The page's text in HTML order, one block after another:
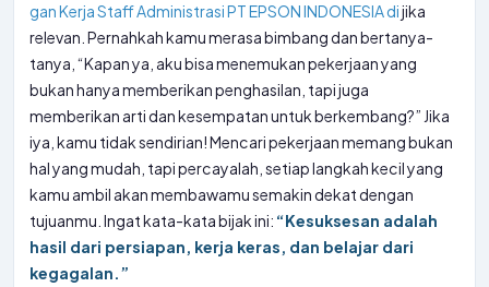
gan Kerja Staff Administrasi PT EPSON INDONESIA dijika
relevan. Pernahkah kamu merasa bimbang dan bertanya-
tanya, “Kapan ya, aku bisa menemukan pekerjaan yang
bukan hanya memberikan penghasilan, tapi juga
memberikan arti dan kesempatan untuk berkembang?” Jika
iya, kamu tidak sendirian! Mencari pekerjaan memang bukan
hal yang mudah, tapi percayalah, setiap langkah kecil yang
kamu ambil akan membawamu semakin dekat dengan
tujuanmu. Ingat kata-kata bijak ini: “Kesuksesan adalah
hasil dari persiapan, kerja keras, dan belajar dari
kegagalan.”